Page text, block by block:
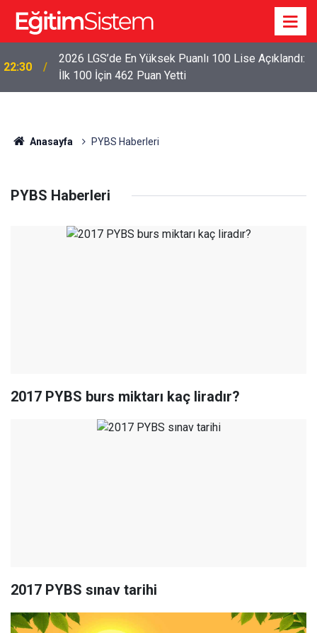
22:30
2026 LGS’de En Yüksek Puanlı 100 Lise Açıklandı:
İlk 100 İçin 462 Puan Yetti
Anasayfa PYBS Haberleri
PYBS Haberleri
2017 PYBS burs miktarı kaç liradır?
2017 PYBS sınav tarihi